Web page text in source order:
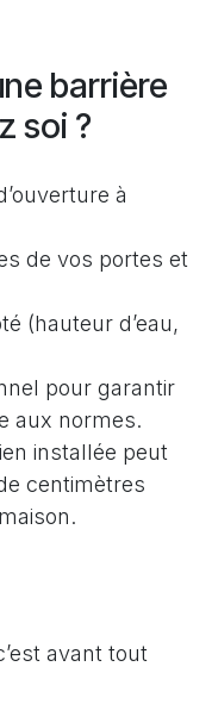
barrière
soi ?
à
de vos portes et
(hauteur d’eau,
pour garantir
aux normes.
installée peut
centimètres
avant tout